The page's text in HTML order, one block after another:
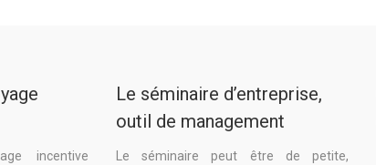
incentive
Le séminaire d’entreprise,
outil de management
Le séminaire peut être de petite,